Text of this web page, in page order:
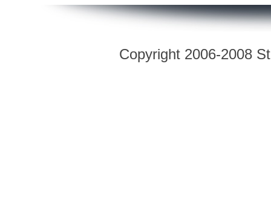
Copyright 2006-2008